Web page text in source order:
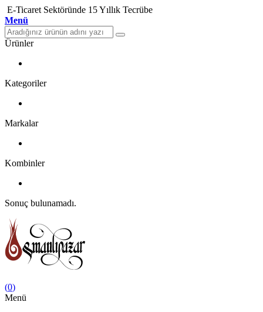
E-Ticaret Sektöründe 15 Yıllık Tecrübe
Menü
Ürünler
Kategoriler
Markalar
Kombinler
Sonuç bulunamadı.
(0)
Menü